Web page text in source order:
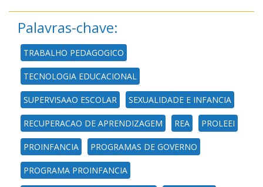
Palavras-chave:
TRABALHO PEDAGOGICO
TECNOLOGIA EDUCACIONAL
SUPERVISAAO ESCOLAR SEXUALIDADE E INFANCIA
RECUPERACAO DE APRENDIZAGEM REA PROLEEI
PROINFANCIA PROGRAMAS DE GOVERNO
PROGRAMA PROINFANCIA